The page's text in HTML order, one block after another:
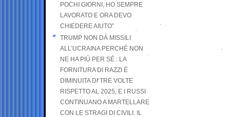
POCHI GIORNI, HO SEMPRE
LAVORATO E ORA DEVO
CHIEDERE AIUTO”
TRUMP NON DÀ MISSILI
ALL’UCRAINA PERCHÉ NON
NE HA PIÙ PER SÉ : LA
FORNITURA DI RAZZI È
DIMINUITA DI TRE VOLTE
RISPETTO AL 2025, E I RUSSI
CONTINUANO A MARTELLARE
CON LE STRAGI DI CIVILI. IL